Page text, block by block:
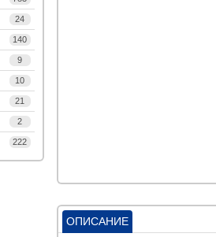
24
140
9
10
21
2
222
ОПИСАНИЕ